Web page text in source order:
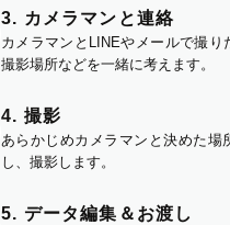
3. カメラマンと連絡
カメラマンとLINEやメールで撮り
撮影場所などを一緒に考えます。
4. 撮影
あらかじめカメラマンと決めた場
し、撮影します。
5. データ編集＆お渡し